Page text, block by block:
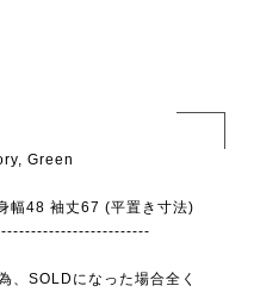
Green
幅48 袖丈67 (平置き寸法)
、SOLDになった場合全く